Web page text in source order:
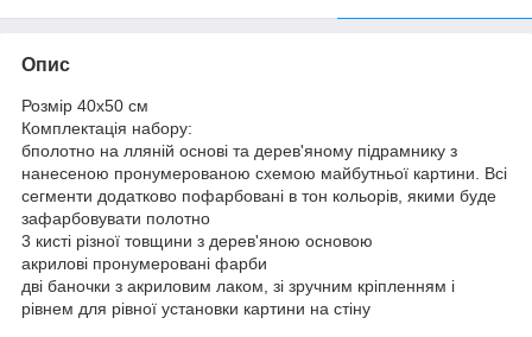
Опис
Розмір 40x50 см
Комплектація набору:
бполотно на лляній основі та дерев'яному підрамнику з
нанесеною пронумерованою схемою майбутньої картини. Всі
сегменти додатково пофарбовані в тон кольорів, якими буде
зафарбовувати полотно
3 кисті різної товщини з дерев'яною основою
акрилові пронумеровані фарби
дві баночки з акриловим лаком, зі зручним кріпленням і
рівнем для рівної установки картини на стіну